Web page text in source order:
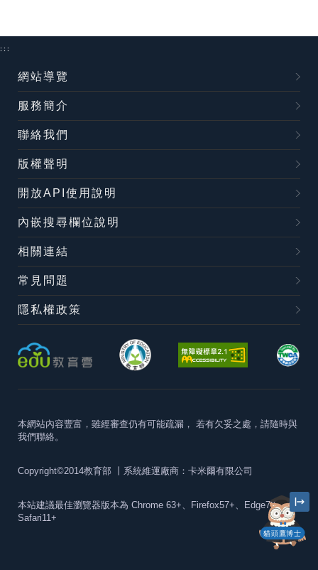
貓頭鷹博士
:::
網站導覽
服務簡介
聯絡我們
版權聲明
開放API使用說明
內嵌搜尋欄位說明
相關連結
常見問題
隱私權政策
本網站內容豐富，雖經審查仍有可能疏漏， 若有欠妥之處，請隨時與
我們聯絡。
Copyright©2014教育部 丨系統維運廠商：卡米爾有限公司
本站建議最佳瀏覽器版本為 Chrome 63+、Firefox57+、Edge79+及
Safari11+